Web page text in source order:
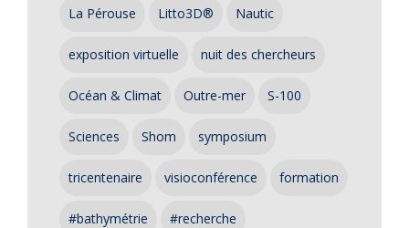
La Pérouse Litto3D® Nautic
exposition virtuelle nuit des chercheurs
Océan & Climat Outre-mer S-100
Sciences Shom symposium
tricentenaire visioconférence formation
#bathymétrie #recherche